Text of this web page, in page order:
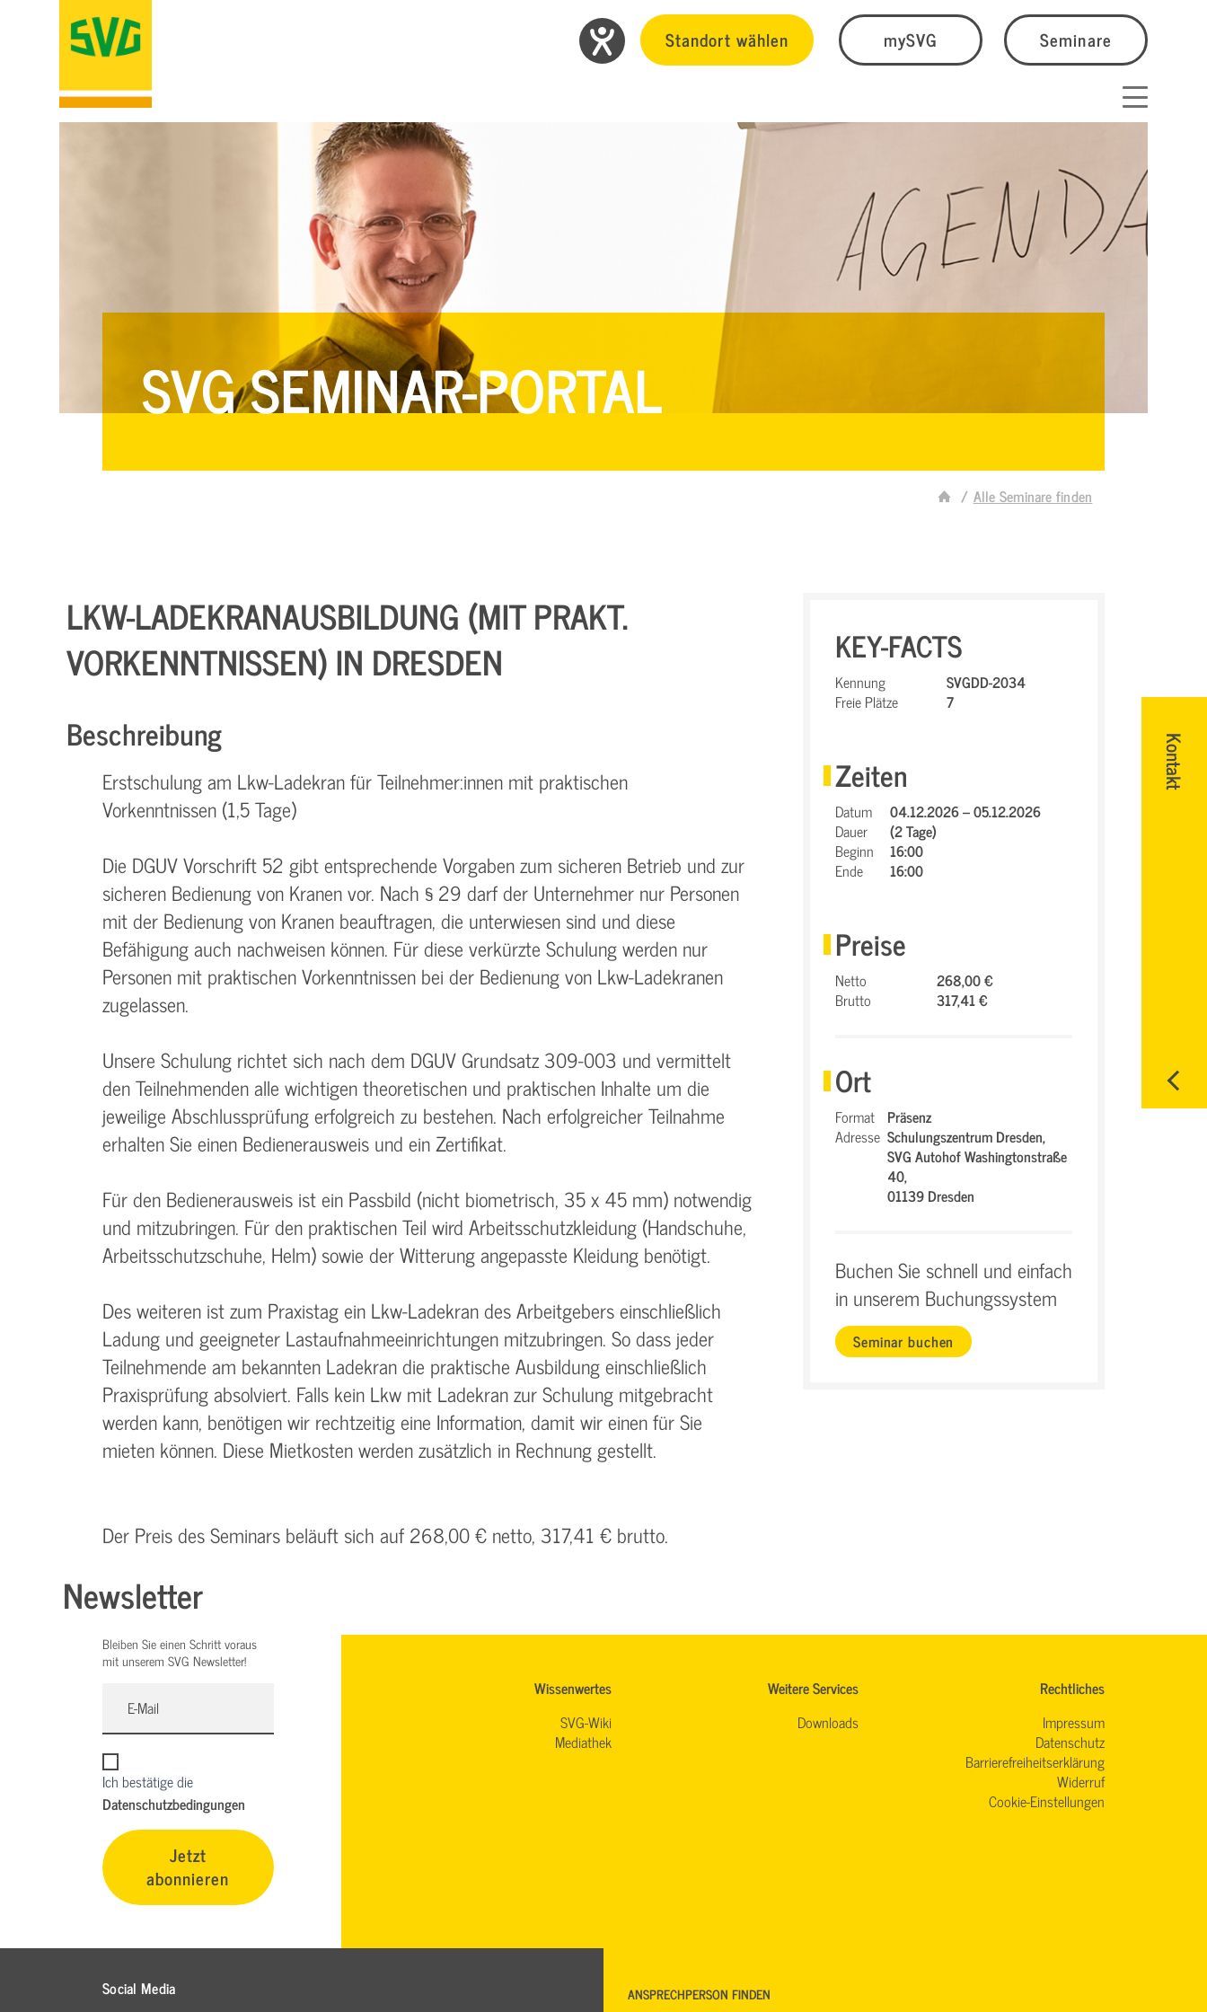
Standort wählen mySVG Seminare
SVG SEMINAR-PORTAL
Alle Seminare finden
Kontakt
LKW-LADEKRANAUSBILDUNG (MIT PRAKT.
VORKENNTNISSEN) IN DRESDEN
Beschreibung
Erstschulung am Lkw-Ladekran für Teilnehmer:innen mit praktischen
Vorkenntnissen (1,5 Tage)
Die DGUV Vorschrift 52 gibt entsprechende Vorgaben zum sicheren Betrieb und zur
sicheren Bedienung von Kranen vor. Nach § 29 darf der Unternehmer nur Personen
mit der Bedienung von Kranen beauftragen, die unterwiesen sind und diese
Befähigung auch nachweisen können. Für diese verkürzte Schulung werden nur
Personen mit praktischen Vorkenntnissen bei der Bedienung von Lkw-Ladekranen
zugelassen.
Unsere Schulung richtet sich nach dem DGUV Grundsatz 309-003 und vermittelt
den Teilnehmenden alle wichtigen theoretischen und praktischen Inhalte um die
jeweilige Abschlussprüfung erfolgreich zu bestehen. Nach erfolgreicher Teilnahme
erhalten Sie einen Bedienerausweis und ein Zertifikat.
Für den Bedienerausweis ist ein Passbild (nicht biometrisch, 35 x 45 mm) notwendig
und mitzubringen. Für den praktischen Teil wird Arbeitsschutzkleidung (Handschuhe,
Arbeitsschutzschuhe, Helm) sowie der Witterung angepasste Kleidung benötigt.
Des weiteren ist zum Praxistag ein Lkw-Ladekran des Arbeitgebers einschließlich
Ladung und geeigneter Lastaufnahmeeinrichtungen mitzubringen. So dass jeder
Teilnehmende am bekannten Ladekran die praktische Ausbildung einschließlich
Praxisprüfung absolviert. Falls kein Lkw mit Ladekran zur Schulung mitgebracht
werden kann, benötigen wir rechtzeitig eine Information, damit wir einen für Sie
mieten können. Diese Mietkosten werden zusätzlich in Rechnung gestellt.
Der Preis des Seminars beläuft sich auf 268,00 € netto, 317,41 € brutto.
KEY-FACTS
Kennung
SVGDD-2034
Freie Plätze
7
Zeiten
Datum
04.12.2026 – 05.12.2026
Dauer
(2 Tage)
Beginn
16:00
Ende
16:00
Preise
Netto
268,00 €
Brutto
317,41 €
Ort
Format Präsenz
Adresse Schulungszentrum Dresden,
SVG Autohof Washingtonstraße
40,
01139 Dresden
Buchen Sie schnell und einfach
in unserem Buchungssystem
Seminar buchen
Newsletter
Bleiben Sie einen Schritt voraus
mit unserem SVG Newsletter!
Ich bestätige die
Datenschutzbedingungen
Jetzt
abonnieren
Wissenwertes
SVG-Wiki
Mediathek
Weitere Services
Downloads
Rechtliches
Impressum
Datenschutz
Barrierefreiheitserklärung
Widerruf
Cookie-Einstellungen
Social Media
ANSPRECHPERSON FINDEN